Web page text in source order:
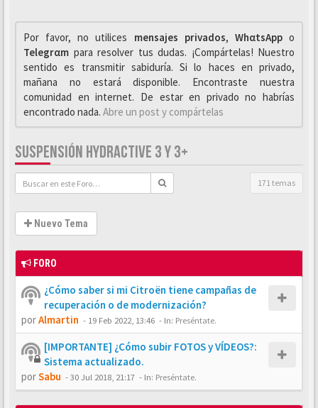
Por favor, no utilices mensajes privados, WhαtsAppo
Telegrαm para resolver tus dudas. ¡Compártelas! Nuestro
sentido es transmitir sabiduría. Si lo haces en privado,
mañana no estará disponible. Encontraste nuestra
comunidad en internet. De estar en privado no habrías
encontrado nada. Abre un post y compártelas
SUSPENSIÓN HYDRACTIVE 3 Y 3+
171 temas
Nuevo Tema
FORO
¿Cómo saber si mi Citroën tiene campañas de
recuperación o de modernización?
porAlmartin - 19 Feb 2022, 13:46 - In: Preséntate.
[IMPORTANTE] ¿Cómo subir FOTOS y VÍDEOS?:
Sistema actualizado.
porSabu -30 Jul 2018, 21:17 - In: Preséntate.